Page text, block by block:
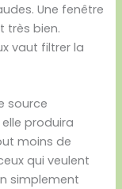
Une fenêtre
très bien.
vaut filtrer la
source
produira
moins de
qui veulent
simplement